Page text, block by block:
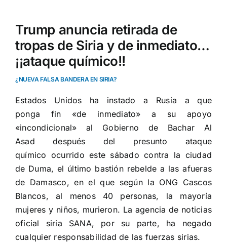
Trump anuncia retirada de
tropas de Siria y de inmediato…
¡¡ataque químico!!
¿NUEVA FALSA BANDERA EN SIRIA?
Estados Unidos ha instado a Rusia a que
ponga fin «de inmediato» a su apoyo
«incondicional» al Gobierno de Bachar Al
Asad después del presunto ataque
químico ocurrido este sábado contra la ciudad
de Duma, el último bastión rebelde a las afueras
de Damasco, en el que según la ONG Cascos
Blancos, al menos 40 personas, la mayoría
mujeres y niños, murieron. La agencia de noticias
oficial siria SANA, por su parte, ha negado
cualquier responsabilidad de las fuerzas sirias.